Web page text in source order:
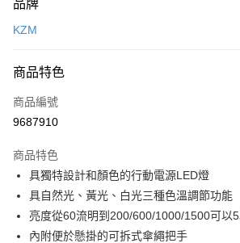
信用卡一次付款
3 期 0 利率 每期
合作金庫商業銀行
上海商業儲蓄銀行
臺灣中小企業銀行
匯豐（台灣）商業銀行
華泰商業
聯邦商業銀行
遠東國際
元大商業銀行
永豐商業
玉山商業銀行
超商取貨付款
LINE Pay
Apple Pay
ATM付款
運送方式
品牌
KZM
商品特色
商品編號
9687910
商品特色
具獨特設計和顏色的行動電源LED燈
具自然光、黃光、白光三種色溫調節功能
亮度從60流明到200/600/1000/1500可以
內附便於懸掛的可拆式傘繩把手